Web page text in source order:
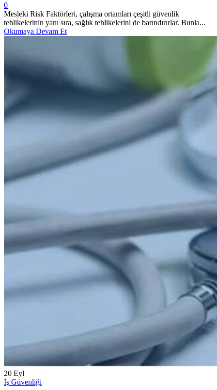
0
Mesleki Risk Faktörleri, çalışma ortamları çeşitli güvenlik
tehlikelerinin yanı sıra, sağlık tehlikelerini de barındırırlar. Bunla...
Okumaya Devam Et
20 Eyl
İş Güvenliği